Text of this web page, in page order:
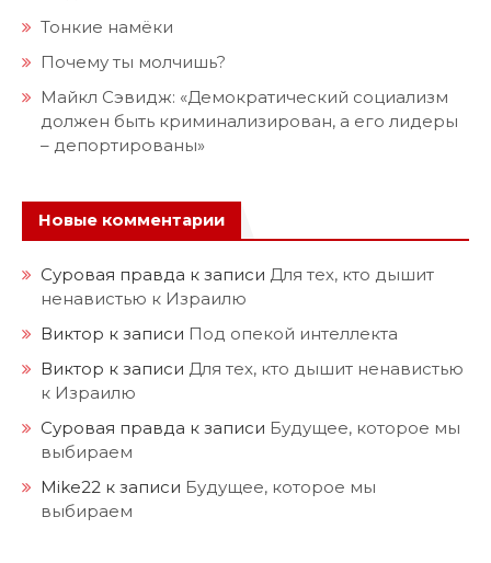
Тонкие намёки
Почему ты молчишь?
Майкл Сэвидж: «Демократический социализм
должен быть криминализирован, а его лидеры
– депортированы»
Новые комментарии
Суровая правда к записи Для тех, кто дышит
ненавистью к Израилю
Виктор к записи Под опекой интеллекта
Виктор к записи Для тех, кто дышит ненавистью
к Израилю
Суровая правда к записи Будущее, которое мы
выбираем
Mike22 к записи Будущее, которое мы
выбираем